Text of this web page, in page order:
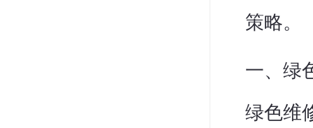
策略。
一、绿
绿色维